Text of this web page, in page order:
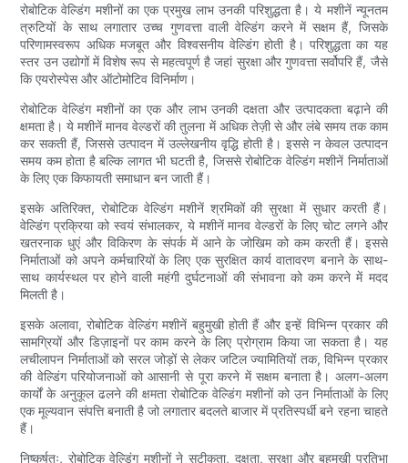
रोबोटिक वेल्डिंग मशीनों का एक प्रमुख लाभ उनकी परिशुद्धता है। ये मशीनें न्यूनतम
त्रुटियों के साथ लगातार उच्च गुणवत्ता वाली वेल्डिंग करने में सक्षम हैं, जिसके
परिणामस्वरूप अधिक मजबूत और विश्वसनीय वेल्डिंग होती है। परिशुद्धता का यह
स्तर उन उद्योगों में विशेष रूप से महत्वपूर्ण है जहां सुरक्षा और गुणवत्ता सर्वोपरि हैं, जैसे
कि एयरोस्पेस और ऑटोमोटिव विनिर्माण।
रोबोटिक वेल्डिंग मशीनों का एक और लाभ उनकी दक्षता और उत्पादकता बढ़ाने की
क्षमता है। ये मशीनें मानव वेल्डरों की तुलना में अधिक तेज़ी से और लंबे समय तक काम
कर सकती हैं, जिससे उत्पादन में उल्लेखनीय वृद्धि होती है। इससे न केवल उत्पादन
समय कम होता है बल्कि लागत भी घटती है, जिससे रोबोटिक वेल्डिंग मशीनें निर्माताओं
के लिए एक किफायती समाधान बन जाती हैं।
इसके अतिरिक्त, रोबोटिक वेल्डिंग मशीनें श्रमिकों की सुरक्षा में सुधार करती हैं।
वेल्डिंग प्रक्रिया को स्वयं संभालकर, ये मशीनें मानव वेल्डरों के लिए चोट लगने और
खतरनाक धुएं और विकिरण के संपर्क में आने के जोखिम को कम करती हैं। इससे
निर्माताओं को अपने कर्मचारियों के लिए एक सुरक्षित कार्य वातावरण बनाने के साथ-
साथ कार्यस्थल पर होने वाली महंगी दुर्घटनाओं की संभावना को कम करने में मदद
मिलती है।
इसके अलावा, रोबोटिक वेल्डिंग मशीनें बहुमुखी होती हैं और इन्हें विभिन्न प्रकार की
सामग्रियों और डिज़ाइनों पर काम करने के लिए प्रोग्राम किया जा सकता है। यह
लचीलापन निर्माताओं को सरल जोड़ों से लेकर जटिल ज्यामितियों तक, विभिन्न प्रकार
की वेल्डिंग परियोजनाओं को आसानी से पूरा करने में सक्षम बनाता है। अलग-अलग
कार्यों के अनुकूल ढलने की क्षमता रोबोटिक वेल्डिंग मशीनों को उन निर्माताओं के लिए
एक मूल्यवान संपत्ति बनाती है जो लगातार बदलते बाजार में प्रतिस्पर्धी बने रहना चाहते
हैं।
निष्कर्षतः, रोबोटिक वेल्डिंग मशीनों ने सटीकता, दक्षता, सुरक्षा और बहुमुखी प्रतिभा